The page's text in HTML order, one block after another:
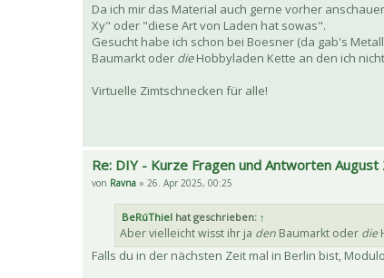
Da ich mir das Material auch gerne vorher
Xy" oder "diese Art von Laden hat sowas".
Gesucht habe ich schon bei Boesner (da gab's
Baumarkt oder dieHobbyladen Kette an den ich
Virtuelle Zimtschnecken für alle!
Re: DIY - Kurze Fragen und Antworten August
von Ravna » 26. Apr 2025, 00:25
BeRúThiel hat geschrieben: ↑
Aber vielleicht wisst ihr ja den Baumarkt oder die
Falls du in der nächsten Zeit mal in Berlin bist,